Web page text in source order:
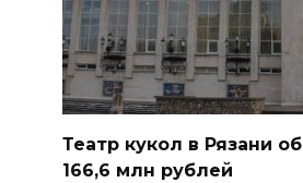
Театр кукол в Рязани
166,6 млн рублей